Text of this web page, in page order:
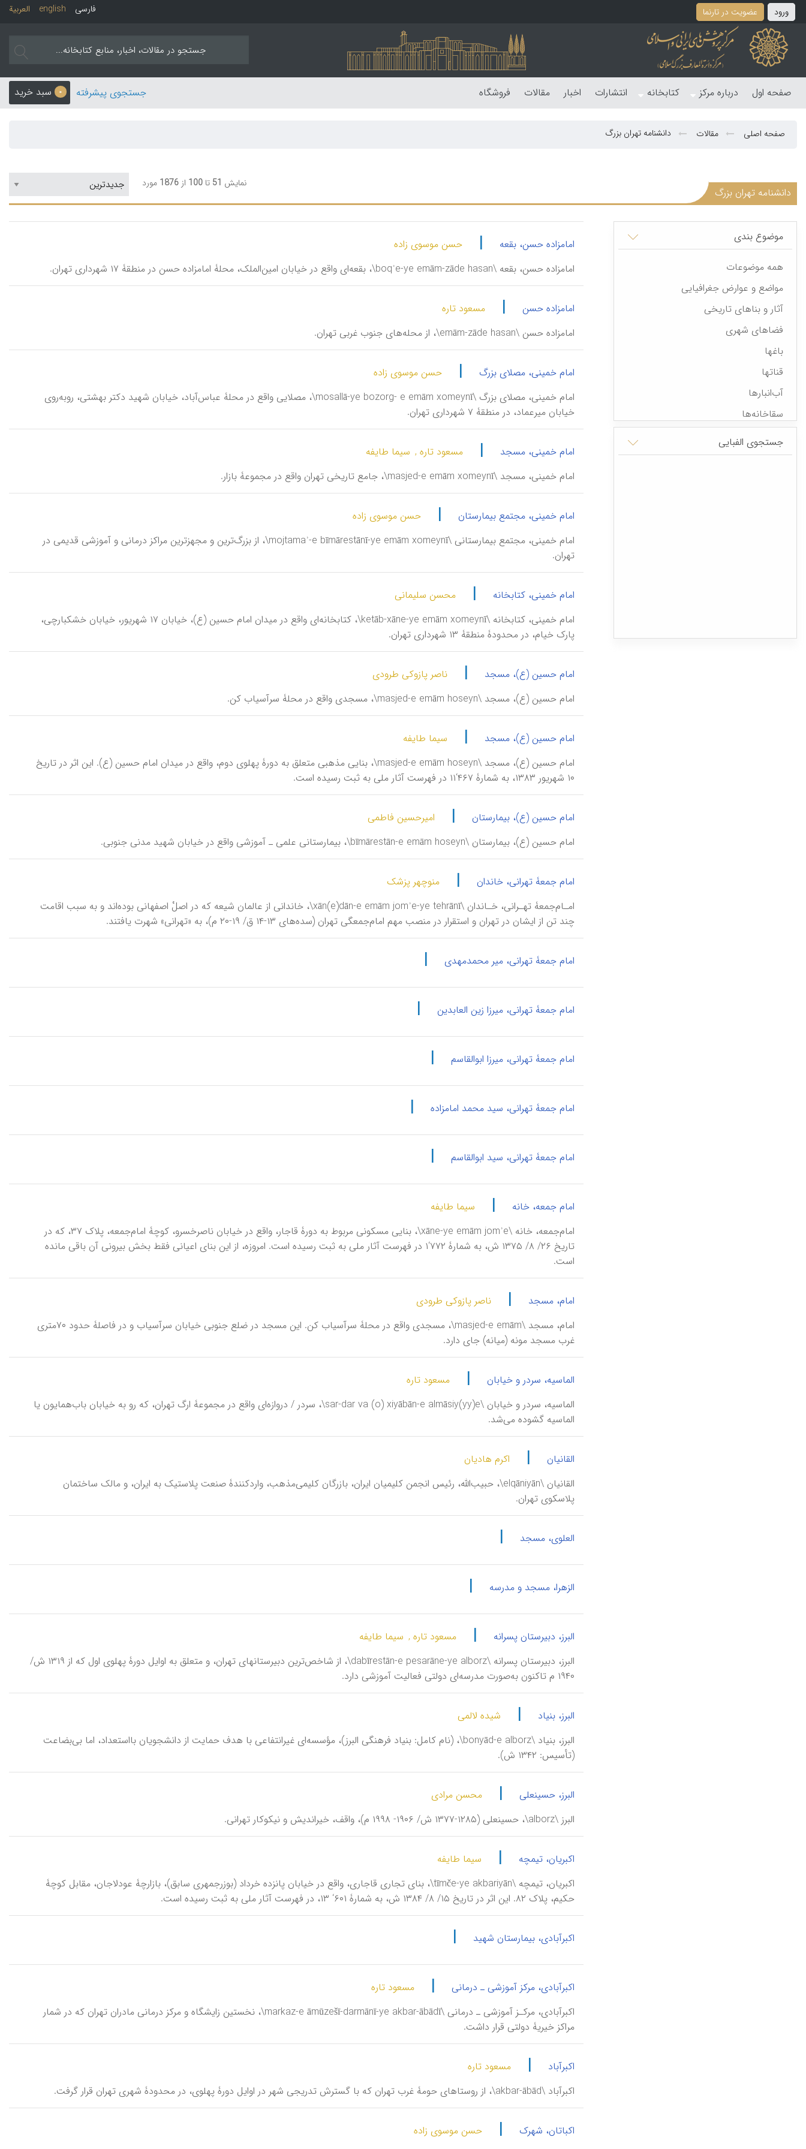
ورود عضویت در تارنما العربیة english فارسی
صفحه اول درباره مرکز کتابخانه انتشارات اخبار مقالات فروشگاه 0 سبد خرید جستجوی پیشرفته
صفحه اصلی مقالات دانشنامه تهران بزرگ
دانشنامه تهران بزرگ
نمایش 51 تا 100 از 1876 مورد
موضوع بندی
همه موضوعات
مواضع و عوارض جغرافیایی
آثار و بناهای تاریخی
فضاهای شهری
باغها
قناتها
آب‌انبارها
سقاخانه‌ها
رویدادهای تاریخی
شخصیت‌های علمی، فرهنگی، دینی،
کتابخانه‌ها
جستجوی الفبایی
امامزاده حسن، بقعه |
حسن موسوی زاده
امامزاده حسن، بقعه \boqʾe-ye emām-zāde hasan\، بقعه‌ای واقع در خیابان امین‌الملک، محلۀ امامزاده حسن در منطقۀ ۱۷ شهرداری تهران.
امامزاده حسن |
مسعود تاره
امامزاده حسن \emām-zāde hasan\، از محله‌های جنوب غربی تهران.
امام خمینی، مصلای بزرگ |
حسن موسوی زاده
امام خمینی، مصلای بزرگ \mosallā-ye bozorg- e emām xomeynī\، مصلایی واقع در محلۀ عباس‌آباد، خیابان شهید دکتر بهشتی، روبه‌روی
خیابان میرعماد، در منطقۀ ۷ شهرداری تهران.
امام خمینی، مسجد | مسعود تاره , سیما طایفه
امام خمینی، مسجد \masjed-e emām xomeynī\، جامع تاریخی تهران واقع در مجموعۀ بازار.
امام خمینی، مجتمع بیمارستان |
حسن موسوی زاده
امام خمینی، مجتمع بیمارستانی \mojtamaʾ-e bīmārestānī-ye emām xomeynī\، از بزرگ‌ترین و مجهزترین مراکز درمانی و آموزشی قدیمی در
تهران.
امام خمینی، کتابخانه |
محسن سلیمانی
امام خمینی، کتابخانه \ketāb-xāne-ye emām xomeynī\، کتابخانه‌ای واقع در میدان امام حسین (ع)، خیابان ۱۷ شهریور، خیابان خشکبارچی،
پارک خیام، در محدودۀ منطقۀ ۱۳ شهرداری تهران.
امام حسین (ع)، مسجد |
ناصر پازوکی طرودی
امام حسین (ع)، مسجد \masjed-e emām hoseyn\، مسجدی واقع در محلۀ سر‌آسیاب کن.
امام حسین (ع)، مسجد |
سیما طایفه
امام حسین (ع)، مسجد \masjed-e emām hoseyn\، بنایی مذهبی متعلق به دورۀ پهلوی دوم، واقع در میدان امام حسین (ع). این اثر در تاریخ
۱۰ شهریور ۱۳۸۳، به شمارۀ ۴۶۷‘۱۱ در فهرست آثار ملی به ثبت رسیده است.
امام حسین (ع)، بیمارستان |
امیرحسین فاطمی
امام حسین (ع)، بیمارستان \bīmārestān-e emām hoseyn\، بیمارستانی علمی ـ آموزشی واقع در خیابان شهید مدنی جنوبی.
امام جمعۀ تهرانی، خاندان |
منوچهر پزشک
امـام‌جمعۀ تهـرانی، خـاندان \xān(e)dān-e emām jomʾe-ye tehrānī\، خاندانی از عالمان شیعه که در اصلْ اصفهانی بوده‌اند و به سبب اقامت
چند تن از ایشان در تهران و استقرار در منصب مهم امام‌جمعگی تهران (سده‌های ۱۳-۱۴ ق/ ۱۹-۲۰ م)، به «تهرانی» شهرت یافتند.
امام جمعۀ تهرانی، میر محمدمهدی |
امام جمعۀ تهرانی، میرزا زین العابدین |
امام جمعۀ تهرانی، میرزا ابوالقاسم |
امام جمعۀ تهرانی، سید محمد امامزاده |
امام جمعۀ تهرانی، سید ابوالقاسم |
امام جمعه، خانه |
سیما طایفه
امام‌جمعه، خانه \xāne-ye emām jomʾe\، بنایی مسکونی مربوط به دورۀ قاجار، واقع در خیابان ناصرخسرو، کوچۀ امام‌جمعه، پلاک ۳۷، که در
تاریخ ۲۶/ ۸/ ۱۳۷۵ ش، به شمارۀ ۷۷۲‘۱ در فهرست آثار ملی به ثبت رسیده است. امروزه، از این بنای اعیانی فقط بخش بیرونی آن باقی مانده
است.
امام، مسجد |
ناصر پازوکی طرودی
امام، مسجد \masjed-e emām\، مسجدی واقع در محلۀ سرآسیاب کن. این مسجد در ضلع جنوبی خیابان سرآسیاب و در فاصلۀ حدود ۷۰متری
غرب مسجد مونه (میانه) جای دارد.
الماسیه، سردر و خیابان |
مسعود تاره
الماسیه، سردر و خیابان \sar-dar va (o) xiyābān-e almāsiy(yy)e\، سردر / دروازه‌ای واقع در مجموعۀ ارگ تهران، که رو به خیابان باب‌همایون یا
الماسیه گشوده می‌شد.
القانیان |
اکرم هادیان
القانیان \elqāniyān\، حبیب‌الله، رئیس انجمن کلیمیان ایران، بازرگان کلیمی‌مذهب، واردکنندۀ صنعت پلاستیک به ایران، و مالک ساختمان
پلاسکوی تهران.
العلوی، مسجد |
الزهرا، مسجد و مدرسه |
البرز، دبیرستان پسرانه | مسعود تاره , سیما طایفه
البرز، دبیرستان پسرانه \dabīrestān-e pesarāne-ye alborz\، از شاخص‌ترین دبیرستانهای تهران، و متعلق به اوایل دورۀ پهلوی اول که از ۱۳۱۹ ش/
۱۹۴۰ م تاکنون به‌صورت مدرسه‌ای دولتی فعالیت آموزشی دارد.
البرز، بنیاد |
شیده لالمی
البرز، بنیاد \bonyād-e alborz\، (نام کامل: بنیاد فرهنگی البرز)، مؤسسه‌ای غیرانتفاعی با هدف حمایت از دانشجویان با‌استعداد، اما بی‌بضاعت
(تأسیس: ۱۳۴۲ ش).
البرز، حسینعلی |
محسن مرادی
البرز \alborz\، حسینعلی (۱۲۸۵-۱۳۷۷ ش/ ۱۹۰۶- ۱۹۹۸ م)، واقف، خیراندیش و نیکوکار تهرانی.
اکبریان، تیمچه |
سیما طایفه
اکبریان، تیمچه \tīmče-ye akbariyān\، بنای تجاری قاجاری، واقع در خیابان پانزده خرداد (بوزرجمهری سابق)، بازارچۀ عودلاجان، مقابل کوچۀ
حکیم، پلاک ۸۲. این اثر در تاریخ ۱۵/ ۸/ ۱۳۸۴ ش، به شمارۀ ۶۰۱‘ ۱۳، در فهرست آثار ملی به ثبت رسیده است.
اکبرآبادی، بیمارستان شهید |
اکبرآبادی، مرکز آموزشی ـ درمانی |
مسعود تاره
اکبرآبادی، مرکـز آموزشی ـ درمانی \markaz-e āmūzešī-darmānī-ye akbar-ābādī\، نخستین زایشگاه و مرکز درمانی مادران تهران که در شمار
مراکز خیریۀ دولتی قرار داشت.
اکبرآباد |
مسعود تاره
اکبرآباد \akbar-ābād\، از روستاهای حومۀ غرب تهران که با گسترش تدریجی شهر در اوایل دورۀ پهلوی، در محدودۀ شهری تهران قرار گرفت.
اکباتان، شهرک |
حسن موسوی زاده